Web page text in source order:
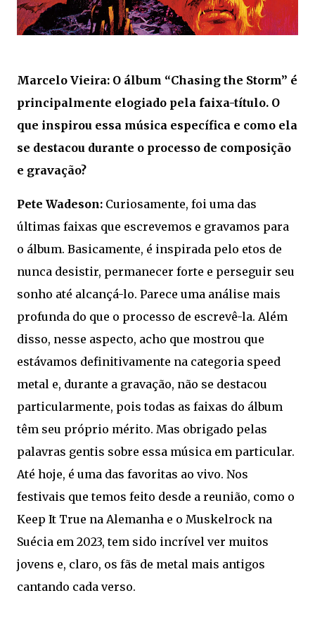
Marcelo Vieira: O álbum “Chasing the Storm” é
principalmente elogiado pela faixa-título. O
que inspirou essa música específica e como ela
se destacou durante o processo de composição
e gravação?
Pete Wadeson: Curiosamente, foi uma das
últimas faixas que escrevemos e gravamos para
o álbum. Basicamente, é inspirada pelo etos de
nunca desistir, permanecer forte e perseguir seu
sonho até alcançá-lo. Parece uma análise mais
profunda do que o processo de escrevê-la. Além
disso, nesse aspecto, acho que mostrou que
estávamos definitivamente na categoria speed
metal e, durante a gravação, não se destacou
particularmente, pois todas as faixas do álbum
têm seu próprio mérito. Mas obrigado pelas
palavras gentis sobre essa música em particular.
Até hoje, é uma das favoritas ao vivo. Nos
festivais que temos feito desde a reunião, como o
Keep It True na Alemanha e o Muskelrock na
Suécia em 2023, tem sido incrível ver muitos
jovens e, claro, os fãs de metal mais antigos
cantando cada verso.